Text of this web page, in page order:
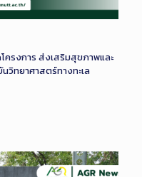
ครงการ ส่งเสริมสุขภาพและ
วิทยาศาสตร์ทางทะเล